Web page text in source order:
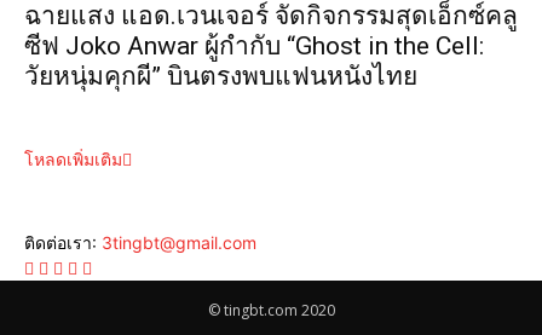
ฉายแสง แอด.เวนเจอร์ จัดกิจกรรมสุดเอ็กซ์คลู
ซีฟ Joko Anwar ผู้กำกับ “Ghost in the Cell:
วัยหนุ่มคุกผี” บินตรงพบแฟนหนังไทย
โหลดเพิ่มเติม
ติดต่อเรา: 3tingbt@gmail.com
© tingbt.com 2020